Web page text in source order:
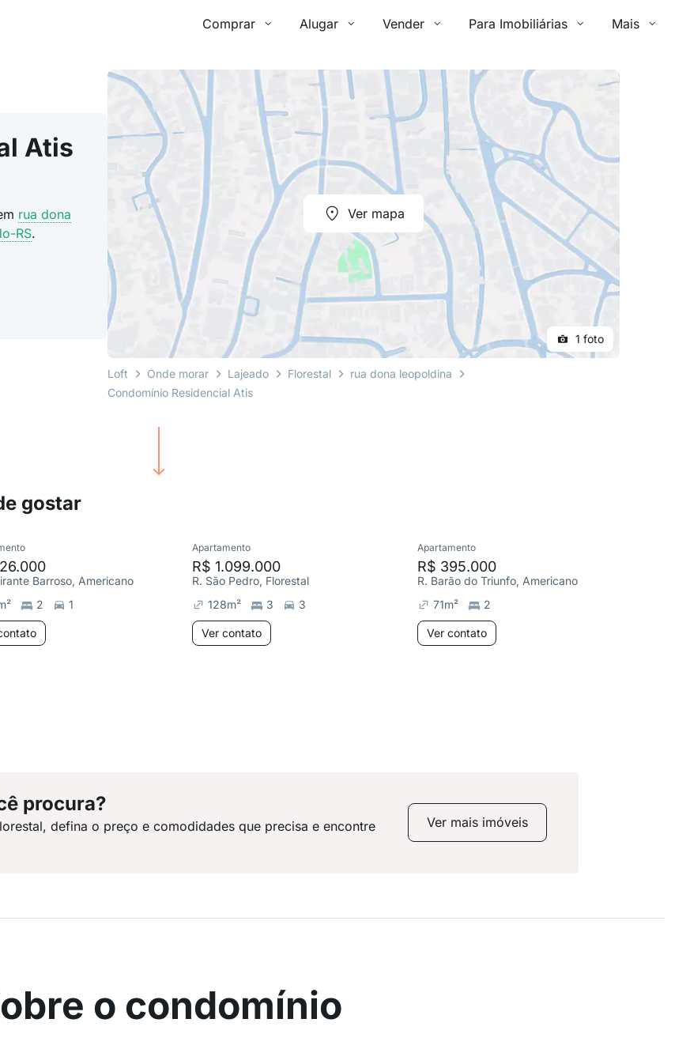
Comprar Alugar Vender Para Imobiliárias Mais
Atis
rua dona
RS.
Ver mapa
1 foto
Loft Onde morar Lajeado Florestal
rua dona leopoldina
Condomínio Residencial Atis
gostar
Barroso, Americano
2 1
Apartamento
R$ 1.099.000
R. São Pedro, Florestal
128m² 3 3
Ver contato
Apartamento
R$ 395.000
R. Barão do Triunfo, Americano
71m² 2
Ver contato
procura?
defina o preço e comodidades que precisa e encontre
Ver mais imóveis
o condomínio